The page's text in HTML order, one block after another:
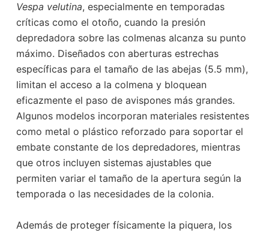
Vespa velutina, especialmente en temporadas
críticas como el otoño, cuando la presión
depredadora sobre las colmenas alcanza su punto
máximo. Diseñados con aberturas estrechas
específicas para el tamaño de las abejas (5.5 mm),
limitan el acceso a la colmena y bloquean
eficazmente el paso de avispones más grandes.
Algunos modelos incorporan materiales resistentes
como metal o plástico reforzado para soportar el
embate constante de los depredadores, mientras
que otros incluyen sistemas ajustables que
permiten variar el tamaño de la apertura según la
temporada o las necesidades de la colonia.
Además de proteger físicamente la piquera, los